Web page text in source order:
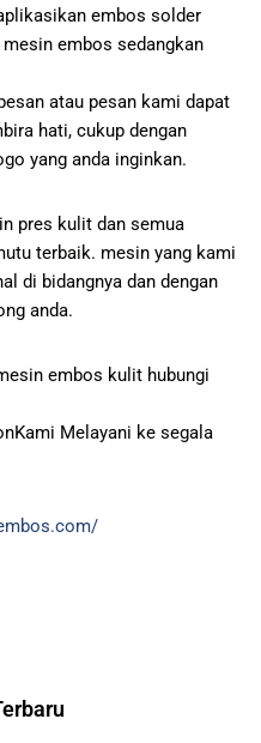
embos solder
embos sedangkan
atau pesan kami dapat
hati, cukup dengan
yang anda inginkan.
pres kulit dan semua
terbaik. mesin yang kami
di bidangnya dan dengan
anda.
embos kulit hubungi
Melayani ke segala